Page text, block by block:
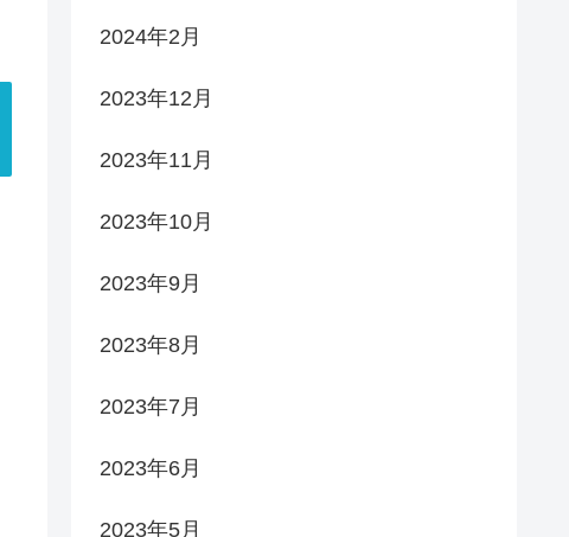
2024年2月
2023年12月
2023年11月
2023年10月
2023年9月
2023年8月
2023年7月
2023年6月
2023年5月